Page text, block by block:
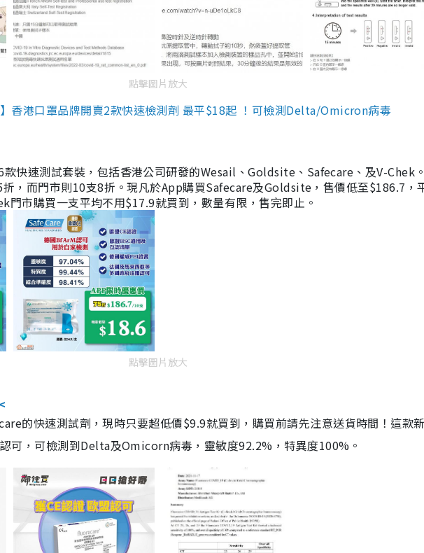
點擊圖片放大
香港口罩品牌開賣2款快速檢測劑 最平$18起 ！可檢測Delta/Omicron病毒
款快速測試套裝，包括香港公司研發的Wesail、Goldsite、Safecare、及V-Chek
，而門市則10支8折。現凡於App購買Safecare及Goldsite，售價低至$186.7，
門市購買一支平均不用$17.9就買到，數量有限，售完即止。
點擊圖片放大
的快速測試劑，現時只要超低價$9.9就買到，購買前請先注意送貨時間！這款
可，可檢測到Delta及Omicorn病毒，靈敏度92.2%，特異度100%。